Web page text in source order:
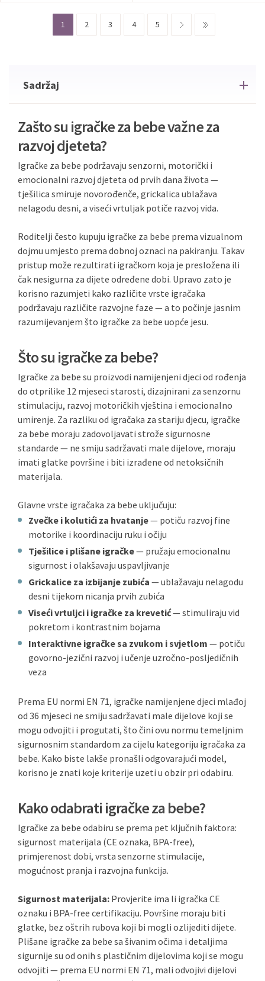
1 2 3 4 5
Sadržaj
Zašto su igračke za bebe važne za
razvoj djeteta?
Igračke za bebe podržavaju senzorni, motorički i
emocionalni razvoj djeteta od prvih dana života —
tješilica smiruje novorođenče, grickalica ublažava
nelagodu desni, a viseći vrtuljak potiče razvoj vida.
Roditelji često kupuju igračke za bebe prema vizualnom
dojmu umjesto prema dobnoj oznaci na pakiranju. Takav
pristup može rezultirati igračkom koja je presložena ili
čak nesigurna za dijete određene dobi. Upravo zato je
korisno razumjeti kako različite vrste igračaka
podržavaju različite razvojne faze — a to počinje jasnim
razumijevanjem što igračke za bebe uopće jesu.
Što su igračke za bebe?
Igračke za bebe su proizvodi namijenjeni djeci od rođenja
do otprilike 12 mjeseci starosti, dizajnirani za senzornu
stimulaciju, razvoj motoričkih vještina i emocionalno
umirenje. Za razliku od igračaka za stariju djecu, igračke
za bebe moraju zadovoljavati strože sigurnosne
standarde — ne smiju sadržavati male dijelove, moraju
imati glatke površine i biti izrađene od netoksičnih
materijala.
Glavne vrste igračaka za bebe uključuju:
Zvečke i kolutići za hvatanje— potiču razvoj fine
motorike i koordinaciju ruku i očiju
Tješilice i plišane igračke— pružaju emocionalnu
sigurnost i olakšavaju uspavljivanje
Grickalice za izbijanje zubića — ublažavaju nelagodu
desni tijekom nicanja prvih zubića
Viseći vrtuljci i igračke za krevetić— stimuliraju vid
pokretom i kontrastnim bojama
Interaktivne igračke sa zvukom i svjetlom — potiču
govorno-jezični razvoj i učenje uzročno-posljedičnih
veza
Prema EU normi EN 71, igračke namijenjene djeci mlađoj
od 36 mjeseci ne smiju sadržavati male dijelove koji se
mogu odvojiti i progutati, što čini ovu normu temeljnim
sigurnosnim standardom za cijelu kategoriju igračaka za
bebe. Kako biste lakše pronašli odgovarajući model,
korisno je znati koje kriterije uzeti u obzir pri odabiru.
Kako odabrati igračke za bebe?
Igračke za bebe odabiru se prema pet ključnih faktora:
sigurnost materijala (CE oznaka, BPA-free),
primjerenost dobi, vrsta senzorne stimulacije,
mogućnost pranja i razvojna funkcija.
Sigurnost materijala: Provjerite ima li igračka CE
oznaku i BPA-free certifikaciju. Površine moraju biti
glatke, bez oštrih rubova koji bi mogli ozlijediti dijete.
Plišane igračke za bebe sa šivanim očima i detaljima
sigurnije su od onih s plastičnim dijelovima koji se mogu
odvojiti — prema EU normi EN 71, mali odvojivi dijelovi